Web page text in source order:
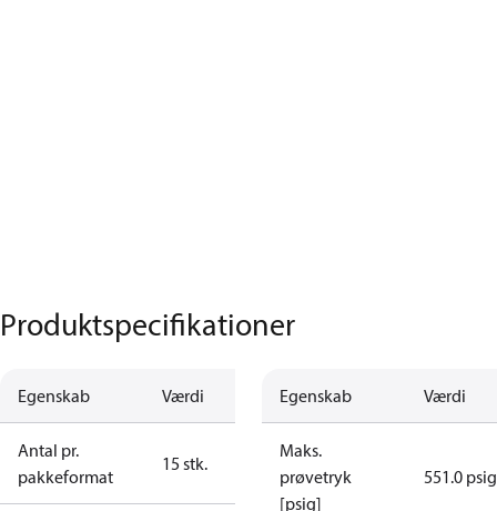
Produktspecifikationer
Egenskab Værdi
Antal pr.
pakkeformat
15 stk.
Egenskab Værdi
Maks.
prøvetryk
[psig]
551.0 psig